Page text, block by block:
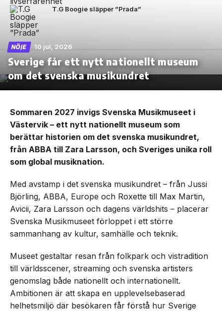
T.G Boogie släpper ”Prada”
NÖJE 10 jul, 2026
Sverige får ett nytt nationellt museum
om det svenska musikundret
Sommaren 2027 invigs Svenska Musikmuseet i
Västervik – ett nytt nationellt museum som
berättar historien om det svenska musikundret,
från ABBA till Zara Larsson, och Sveriges unika roll
som global musiknation.
Med avstamp i det svenska musikundret – från Jussi
Björling, ABBA, Europe och Roxette till Max Martin,
Avicii, Zara Larsson och dagens världshits – placerar
Svenska Musikmuseet förloppet i ett större
sammanhang av kultur, samhälle och teknik.
Museet gestaltar resan från folkpark och vistradition
till världsscener, streaming och svenska artisters
genomslag både nationellt och internationellt.
Ambitionen är att skapa en upplevelsebaserad
helhetsmiljö där besökaren får förstå hur Sverige